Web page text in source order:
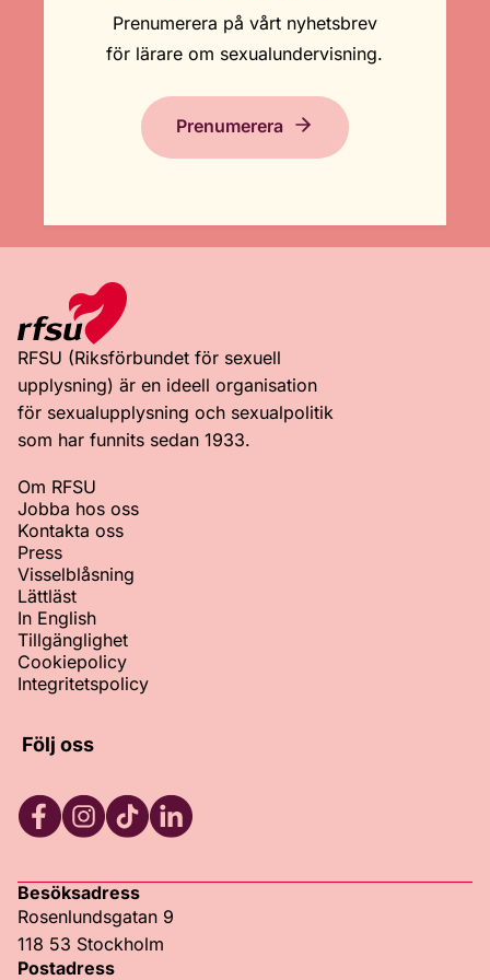
Prenumerera på vårt nyhetsbrev
för lärare om sexualundervisning.
Prenumerera
RFSU (Riksförbundet för sexuell
upplysning) är en ideell organisation
för sexualupplysning och sexualpolitik
som har funnits sedan 1933.
Om RFSU
Jobba hos oss
Kontakta oss
Press
Visselblåsning
Lättläst
In English
Tillgänglighet
Cookiepolicy
Integritetspolicy
Följ oss
Besöksadress
Rosenlundsgatan 9
118 53 Stockholm
Postadress